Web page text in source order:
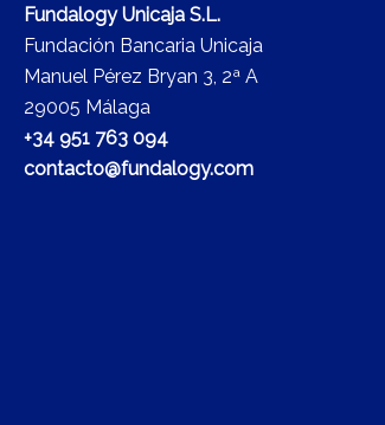
Fundalogy Unicaja S.L.
Fundación Bancaria Unicaja
Manuel Pérez Bryan 3, 2ª A
29005 Málaga
+34 951 763 094
contacto@fundalogy.com